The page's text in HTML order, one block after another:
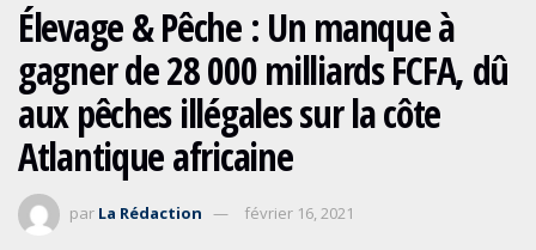
Élevage & Pêche : Un manque à
gagner de 28 000 milliards FCFA, dû
aux pêches illégales sur la côte
Atlantique africaine
par La Rédaction février 16, 2021